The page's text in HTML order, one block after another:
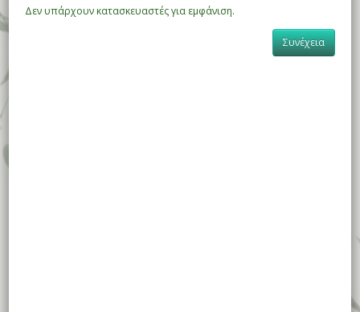
Δεν υπάρχουν κατασκευαστές για εμφάνιση.
Συνέχεια